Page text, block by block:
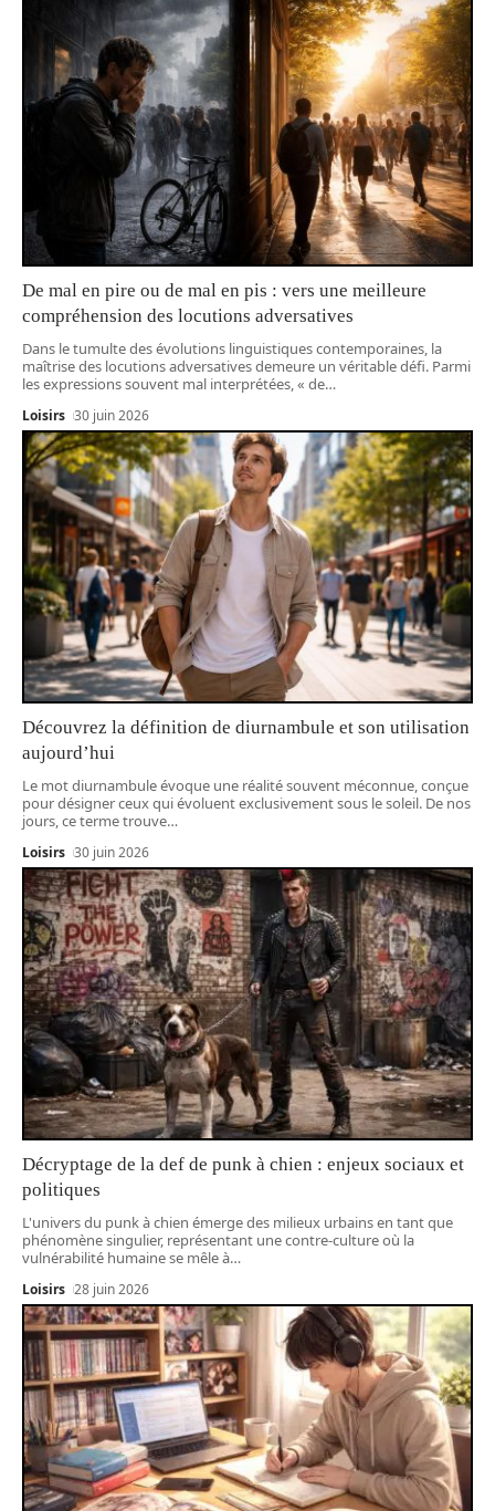
De mal en pire ou de mal en pis : vers une meilleure
compréhension des locutions adversatives
Dans le tumulte des évolutions linguistiques contemporaines, la
maîtrise des locutions adversatives demeure un véritable défi. Parmi
les expressions souvent mal interprétées, « de…
Loisirs 30 juin 2026
Découvrez la définition de diurnambule et son utilisation
aujourd’hui
Le mot diurnambule évoque une réalité souvent méconnue, conçue
pour désigner ceux qui évoluent exclusivement sous le soleil. De nos
jours, ce terme trouve…
Loisirs 30 juin 2026
Décryptage de la def de punk à chien : enjeux sociaux et
politiques
L'univers du punk à chien émerge des milieux urbains en tant que
phénomène singulier, représentant une contre-culture où la
vulnérabilité humaine se mêle à…
Loisirs 28 juin 2026